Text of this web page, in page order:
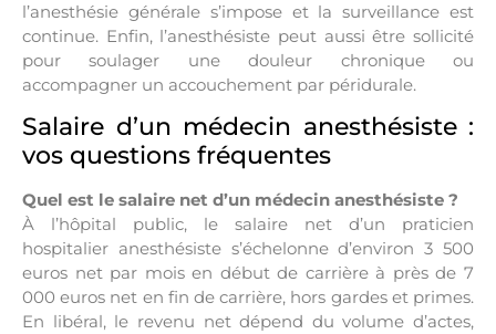
l’anesthésie générale s’impose et la surveillance est
continue. Enfin, l’anesthésiste peut aussi être sollicité
pour soulager une douleur chronique ou
accompagner un accouchement par péridurale.
Salaire d’un médecin anesthésiste :
vos questions fréquentes
Quel est le salaire net d’un médecin anesthésiste ?
À l’hôpital public, le salaire net d’un praticien
hospitalier anesthésiste s’échelonne d’environ 3 500
euros net par mois en début de carrière à près de 7
000 euros net en fin de carrière, hors gardes et primes.
En libéral, le revenu net dépend du volume d’actes,